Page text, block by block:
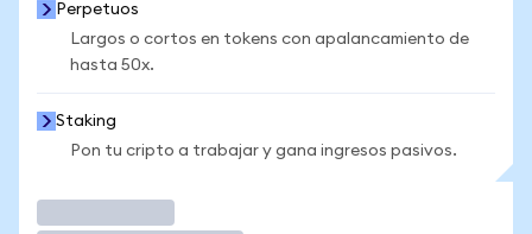
Perpetuos
Largos o cortos en tokens con apalancamiento de
hasta 50x.
Staking
Pon tu cripto a trabajar y gana ingresos pasivos.